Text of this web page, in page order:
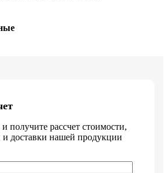
получите рассчет стоимости,
и доставки нашей продукции